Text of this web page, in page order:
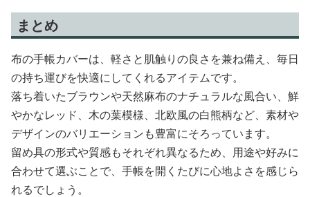
まとめ
布の手帳カバーは、軽さと肌触りの良さを兼ね備え、毎日
の持ち運びを快適にしてくれるアイテムです。
落ち着いたブラウンや天然麻布のナチュラルな風合い、鮮
やかなレッド、木の葉模様、北欧風の白熊柄など、素材や
デザインのバリエーションも豊富にそろっています。
留め具の形式や質感もそれぞれ異なるため、用途や好みに
合わせて選ぶことで、手帳を開くたびに心地よさを感じら
れるでしょう。